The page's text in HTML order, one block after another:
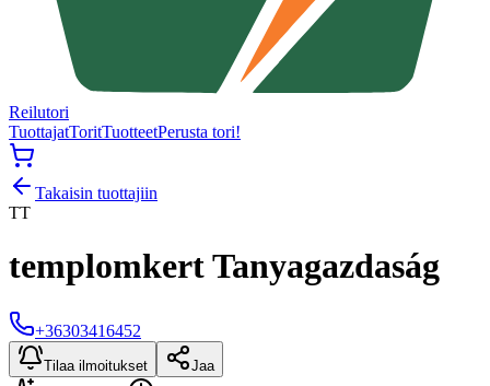
Reilutori
TuottajatToritTuotteetPerusta tori!
Takaisin tuottajiin
TT
templomkert Tanyagazdaság
+36303416452
Tilaa ilmoitukset Jaa